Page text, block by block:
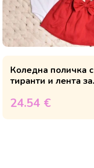
Коледна поличка с
тиранти и лента за
сестричка"
24.54 €